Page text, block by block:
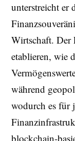
unterstreicht er
Wirtschaft. Der
etablieren, wie
während
wodurch es für
blockchain-